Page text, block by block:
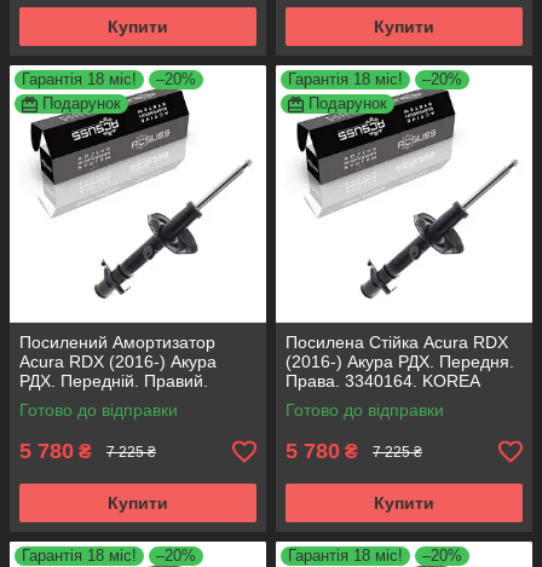
Купити Купити
Гарантія 18 міс!
–20%
Подарунок
Посилений Амортизатор
Acura RDX (2016-) Акура
РДХ. Передній. Правий.
3340164. KOREA Аксусс!
Готово до відправки
5 780 ₴ 7 225 ₴
Купити
Гарантія 18 міс!
–20%
Подарунок
Посилена Стійка Acura RDX
(2016-) Акура РДХ. Передня.
Права. 3340164. KOREA
Аксусс!
Готово до відправки
5 780 ₴ 7 225 ₴
Купити
Гарантія 18 міс!
–20%
Гарантія 18 міс!
–20%